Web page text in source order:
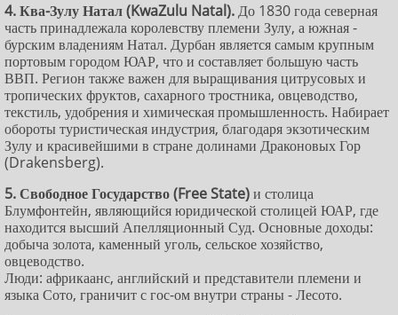
4. Ква-Зулу Натал (KwaZulu Natal).До 1830 года северная
часть принадлежала королевству племени Зулу, а южная -
бурским владениям Натал. Дурбан является самым крупным
портовым городом ЮАР, что и составляет большую часть
ВВП. Регион также важен для выращивания цитрусовых и
тропических фруктов, сахарного тростника, овцеводство,
текстиль, удобрения и химическая промышленность. Набирает
обороты туристическая индустрия, благодаря экзотическим
Зулу и красивейшими в стране долинами Драконовых Гор
(Drakensberg).
5. Свободное Государство (Free State)и столица
Блумфонтейн, являющийся юридической столицей ЮАР, где
находится высший Апелляционный Суд. Основные доходы:
добыча золота, каменный уголь, сельское хозяйство,
овцеводство.
Люди: африкаанс, английский и представители племени и
языка Сото, граничит с гос-ом внутри страны - Лесото.